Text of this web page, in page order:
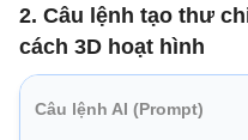
2. Câu lệnh tạo thư
cách 3D hoạt hình
Câu lệnh AI (Prompt)